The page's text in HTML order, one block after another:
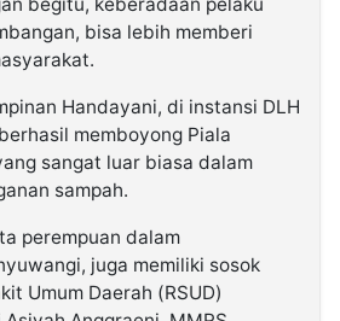
bisa lebih memberi
Handayani, di instansi DLH
memboyong Piala
sangat luar biasa dalam
sampah.
perempuan dalam
juga memiliki sosok
Umum Daerah (RSUD)